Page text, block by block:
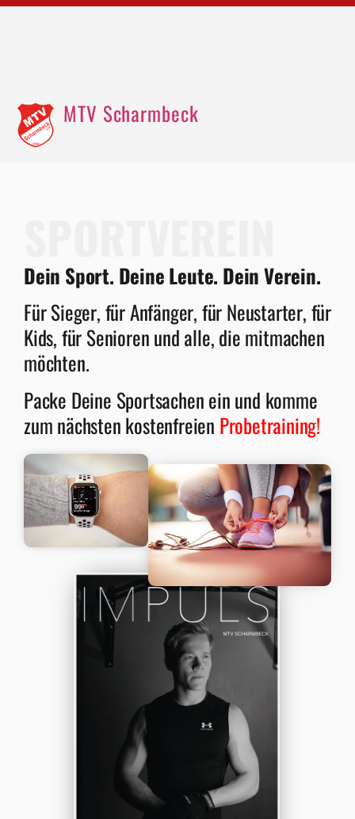
MTV Scharmbeck
Dein Sport. Deine Leute. Dein Verein.
Für Sieger, für Anfänger, für Neustarter, für
Kids, für Senioren und alle, die mitmachen
möchten.
Packe Deine Sportsachen ein und komme
zum nächsten kostenfreien Probetraining!